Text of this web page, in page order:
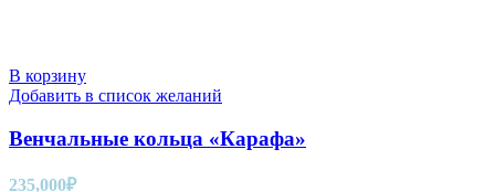
В корзину
Добавить в список желаний
Венчальные кольца «Карафа»
235,000₽